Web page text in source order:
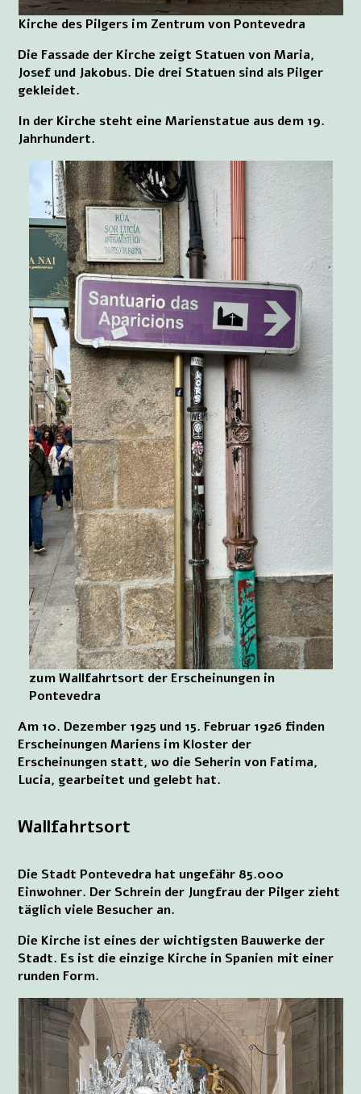
Kirche des Pilgers im Zentrum von Pontevedra
Die Fassade der Kirche zeigt Statuen von Maria,
Josef und Jakobus. Die drei Statuen sind als Pilger
gekleidet.
In der Kirche steht eine Marienstatue aus dem 19.
Jahrhundert.
zum Wallfahrtsort der Erscheinungen in
Pontevedra
Am 10. Dezember 1925 und 15. Februar 1926 finden
Erscheinungen Mariens im Kloster der
Erscheinungen statt, wo die Seherin von Fatima,
Lucia, gearbeitet und gelebt hat.
Wallfahrtsort
Die Stadt Pontevedra hat ungefähr 85.000
Einwohner. Der Schrein der Jungfrau der Pilger zieht
täglich viele Besucher an.
Die Kirche ist eines der wichtigsten Bauwerke der
Stadt. Es ist die einzige Kirche in Spanien mit einer
runden Form.